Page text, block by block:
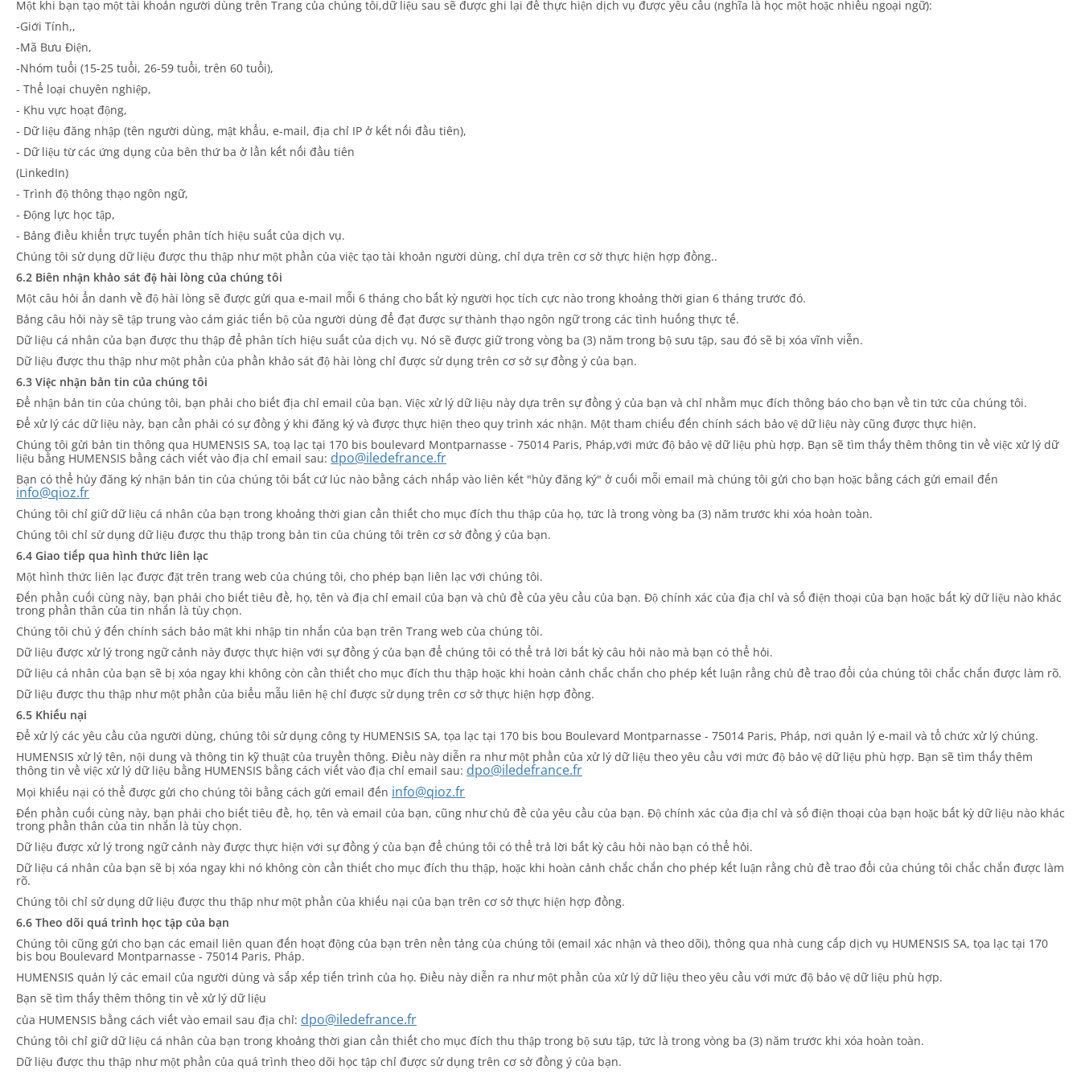
Một khi bạn tạo một tài khoản người dùng trên Trang của chúng tôi,dữ liệu sau sẽ được ghi lại để thực hiện dịch vụ được yêu cầu (nghĩa là học một hoặc nhiều ngoại ngữ):
-Giới Tính,,
-Mã Bưu Điện,
-Nhóm tuổi (15-25 tuổi, 26-59 tuổi, trên 60 tuổi),
- Thể loại chuyên nghiệp,
- Khu vực hoạt động,
- Dữ liệu đăng nhập (tên người dùng, mật khẩu, e-mail, địa chỉ IP ở kết nối đầu tiên),
- Dữ liệu từ các ứng dụng của bên thứ ba ở lần kết nối đầu tiên
(LinkedIn)
- Trình độ thông thạo ngôn ngữ,
- Động lực học tập,
- Bảng điều khiển trực tuyến phân tích hiệu suất của dịch vụ.
Chúng tôi sử dụng dữ liệu được thu thập như một phần của việc tạo tài khoản người dùng, chỉ dựa trên cơ sở thực hiện hợp đồng..
6.2 Biên nhận khảo sát độ hài lòng của chúng tôi
Một câu hỏi ẩn danh về độ hài lòng sẽ được gửi qua e-mail mỗi 6 tháng cho bất kỳ người học tích cực nào trong khoảng thời gian 6 tháng trước đó.
Bảng câu hỏi này sẽ tập trung vào cảm giác tiến bộ của người dùng để đạt được sự thành thạo ngôn ngữ trong các tình huống thực tế.
Dữ liệu cá nhân của bạn được thu thập để phân tích hiệu suất của dịch vụ. Nó sẽ được giữ trong vòng ba (3) năm trong bộ sưu tập, sau đó sẽ bị xóa vĩnh viễn.
Dữ liệu được thu thập như một phần của phần khảo sát độ hài lòng chỉ được sử dụng trên cơ sở sự đồng ý của bạn.
6.3 Việc nhận bản tin của chúng tôi
Để nhận bản tin của chúng tôi, bạn phải cho biết địa chỉ email của bạn. Việc xử lý dữ liệu này dựa trên sự đồng ý của bạn và chỉ nhằm mục đích thông báo cho bạn về tin tức của chúng tôi.
Để xử lý các dữ liệu này, bạn cần phải có sự đồng ý khi đăng ký và được thực hiện theo quy trình xác nhận. Một tham chiếu đến chính sách bảo vệ dữ liệu này cũng được thực hiện.
Chúng tôi gửi bản tin thông qua HUMENSIS SA, toạ lạc tại 170 bis boulevard Montparnasse - 75014 Paris, Pháp,với mức độ bảo vệ dữ liệu phù hợp. Bạn sẽ tìm thấy thêm thông tin về việc xử lý dữ
liệu bằng HUMENSIS bằng cách viết vào địa chỉ email sau: dpo@iledefrance.fr
Bạn có thể hủy đăng ký nhận bản tin của chúng tôi bất cứ lúc nào bằng cách nhấp vào liên kết "hủy đăng ký" ở cuối mỗi email mà chúng tôi gửi cho bạn hoặc bằng cách gửi email đến
info@qioz.fr
Chúng tôi chỉ giữ dữ liệu cá nhân của bạn trong khoảng thời gian cần thiết cho mục đích thu thập của họ, tức là trong vòng ba (3) năm trước khi xóa hoàn toàn.
Chúng tôi chỉ sử dụng dữ liệu được thu thập trong bản tin của chúng tôi trên cơ sở đồng ý của bạn.
6.4 Giao tiếp qua hình thức liên lạc
Một hình thức liên lạc được đặt trên trang web của chúng tôi, cho phép bạn liên lạc với chúng tôi.
Đến phần cuối cùng này, bạn phải cho biết tiêu đề, họ, tên và địa chỉ email của bạn và chủ đề của yêu cầu của bạn. Độ chính xác của địa chỉ và số điện thoại của bạn hoặc bất kỳ dữ liệu nào khác
trong phần thân của tin nhắn là tùy chọn.
Chúng tôi chú ý đến chính sách bảo mật khi nhập tin nhắn của bạn trên Trang web của chúng tôi.
Dữ liệu được xử lý trong ngữ cảnh này được thực hiện với sự đồng ý của bạn để chúng tôi có thể trả lời bất kỳ câu hỏi nào mà bạn có thể hỏi.
Dữ liệu cá nhân của bạn sẽ bị xóa ngay khi không còn cần thiết cho mục đích thu thập hoặc khi hoàn cảnh chắc chắn cho phép kết luận rằng chủ đề trao đổi của chúng tôi chắc chắn được làm rõ.
Dữ liệu được thu thập như một phần của biểu mẫu liên hệ chỉ được sử dụng trên cơ sở thực hiện hợp đồng.
6.5 Khiếu nại
Để xử lý các yêu cầu của người dùng, chúng tôi sử dụng công ty HUMENSIS SA, tọa lạc tại 170 bis bou Boulevard Montparnasse - 75014 Paris, Pháp, nơi quản lý e-mail và tổ chức xử lý chúng.
HUMENSIS xử lý tên, nội dung và thông tin kỹ thuật của truyền thông. Điều này diễn ra như một phần của xử lý dữ liệu theo yêu cầu với mức độ bảo vệ dữ liệu phù hợp. Bạn sẽ tìm thấy thêm
thông tin về việc xử lý dữ liệu bằng HUMENSIS bằng cách viết vào địa chỉ email sau: dpo@iledefrance.fr
Mọi khiếu nại có thể được gửi cho chúng tôi bằng cách gửi email đến info@qioz.fr
Đến phần cuối cùng này, bạn phải cho biết tiêu đề, họ, tên và email của bạn, cũng như chủ đề của yêu cầu của bạn. Độ chính xác của địa chỉ và số điện thoại của bạn hoặc bất kỳ dữ liệu nào khác
trong phần thân của tin nhắn là tùy chọn.
Dữ liệu được xử lý trong ngữ cảnh này được thực hiện với sự đồng ý của bạn để chúng tôi có thể trả lời bất kỳ câu hỏi nào bạn có thể hỏi.
Dữ liệu cá nhân của bạn sẽ bị xóa ngay khi nó không còn cần thiết cho mục đích thu thập, hoặc khi hoàn cảnh chắc chắn cho phép kết luận rằng chủ đề trao đổi của chúng tôi chắc chắn được làm
rõ.
Chúng tôi chỉ sử dụng dữ liệu được thu thập như một phần của khiếu nại của bạn trên cơ sở thực hiện hợp đồng.
6.6 Theo dõi quá trình học tập của bạn
Chúng tôi cũng gửi cho bạn các email liên quan đến hoạt động của bạn trên nền tảng của chúng tôi (email xác nhận và theo dõi), thông qua nhà cung cấp dịch vụ HUMENSIS SA, tọa lạc tại 170
bis bou Boulevard Montparnasse - 75014 Paris, Pháp.
HUMENSIS quản lý các email của người dùng và sắp xếp tiến trình của họ. Điều này diễn ra như một phần của xử lý dữ liệu theo yêu cầu với mức độ bảo vệ dữ liệu phù hợp.
Bạn sẽ tìm thấy thêm thông tin về xử lý dữ liệu
của HUMENSIS bằng cách viết vào email sau địa chỉ: dpo@iledefrance.fr
Chúng tôi chỉ giữ dữ liệu cá nhân của bạn trong khoảng thời gian cần thiết cho mục đích thu thập trong bộ sưu tập, tức là trong vòng ba (3) năm trước khi xóa hoàn toàn.
Dữ liệu được thu thập như một phần của quá trình theo dõi học tập chỉ được sử dụng trên cơ sở đồng ý của bạn.